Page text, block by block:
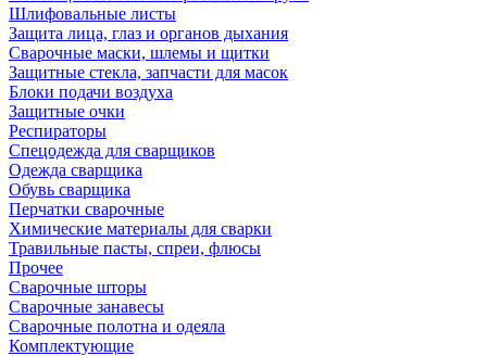
Шлифовальные листы
Защита лица, глаз и органов дыхания
Сварочные маски, шлемы и щитки
Защитные стекла, запчасти для масок
Блоки подачи воздуха
Защитные очки
Респираторы
Спецодежда для сварщиков
Одежда сварщика
Обувь сварщика
Перчатки сварочные
Химические материалы для сварки
Травильные пасты, спреи, флюсы
Прочее
Сварочные шторы
Сварочные занавесы
Сварочные полотна и одеяла
Комплектующие